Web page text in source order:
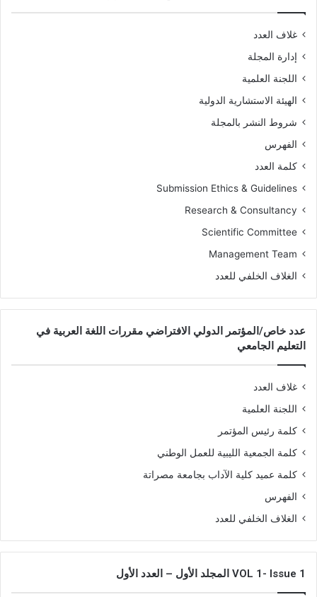
غلاف العدد
إدارة المجلة
اللجنة العلمية
الهيئة الاستشارية الدولية
شروط النشر بالمجلة
الفهرس
كلمة العدد
Submission Ethics & Guidelines
Research & Consultancy
Scientific Committee
Management Team
الغلاف الخلفي للعدد
عدد خاص/المؤتمر الدولي الافتراضي مقررات اللغة العربية في
التعليم الجامعي
غلاف العدد
اللجنة العلمية
كلمة رئيس المؤتمر
كلمة الجمعية الليبية للعمل الوطني
كلمة عميد كلية الآداب بجامعة مصراتة
الفهرس
الغلاف الخلفي للعدد
VOL 1- Issue 1 المجلد الأول – العدد الأول